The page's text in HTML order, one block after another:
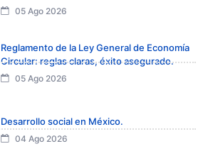
05 Ago 2026
Reglamento de la Ley General de Economía
Circular: reglas claras, éxito asegurado.
05 Ago 2026
Desarrollo social en México.
04 Ago 2026